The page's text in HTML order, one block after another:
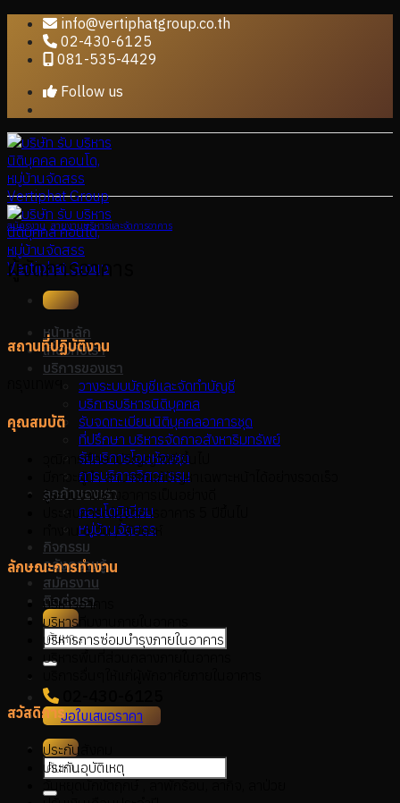
Skip
content
info@vertiphatgroup.co.th
02-430-6125
081-535-4429
Follow us
หน้าหลัก
เกี่ยวกับเรา
บริการของเรา
วางระบบบัญชีและจัดทำบัญชี
บริการบริหารนิติบุคคล
รับจดทะเบียนนิติบุคคลอาคารชุด
ที่ปรึกษา บริหารจัดกาอสังหาริมทรัพย์
รับบริการโอนห้องชุด
การบริการวิศวกรรม
ลูกค้าของเรา
คอนโดมิเนียม
หมู่บ้านจัดสรร
กิจกรรม
คลังความรู้
สมัครงาน
ติดต่อเรา
ขอใบเสนอราคา
สมัครงาน สายงานบริหารและจัดการอาคาร
ผู้จัดการอาคาร
สถานที่ปฏิบัติงาน
คุณสมบัติ
วุฒิการศึกษาปริญญาตรี ขึ้นไป
มีภาวะผู้นำ สามารถแก้ปัญหาเฉพาะหน้าได้อย่างรวดเร็ว
รู้ระบบงานช่างอาคารเป็นอย่างดี
ประสบการณ์ผู้จัดการอาคาร 5 ปีขึ้นไป
ทำงาน 6 วัน / สัปดาห์
ลักษณะการทำงาน
บริหารอาคาร
บริหารทีมงานภายในอาคาร
บริหารการซ่อมบำรุงภายในอาคาร
บริหารพื้นที่ส่วนกลางภายในอาคาร
สวัสดิการ
ประกันสังคม
ประกันอุบัติเหตุ
วันหยุดนักขัตฤกษ์ , ลาพักร้อน, ลากิจ, ลาป่วย